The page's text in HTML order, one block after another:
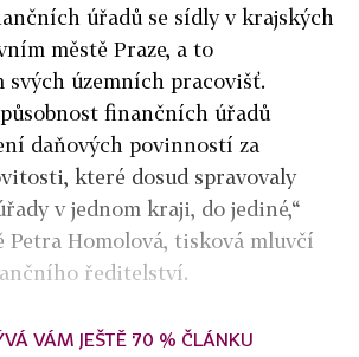
úřadů se sídly v krajských
městě Praze, a to
územních pracovišť.
finančních úřadů
daňových povinností za
které dosud spravovaly
v jednom kraji, do jediné,“
Petra Homolová, tisková mluvčí
ředitelství.
VÁM JEŠTĚ 70 % ČLÁNKU